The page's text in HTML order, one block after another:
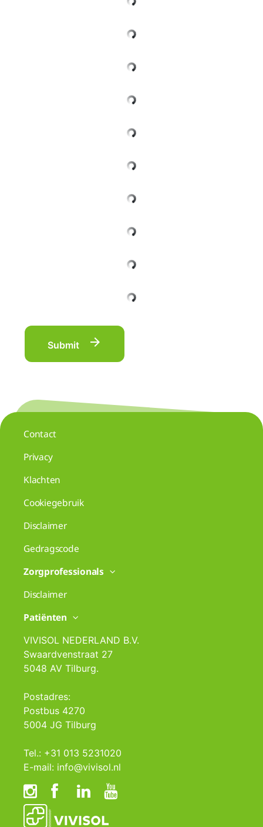
Submit
Contact
Privacy
Klachten
Cookiegebruik
Disclaimer
Gedragscode
Zorgprofessionals
Disclaimer
Patiënten
VIVISOL NEDERLAND B.V.
Swaardvenstraat 27
5048 AV Tilburg.
Postadres:
Postbus 4270
5004 JG Tilburg
Tel.: +31 013 5231020
E-mail: info@vivisol.nl